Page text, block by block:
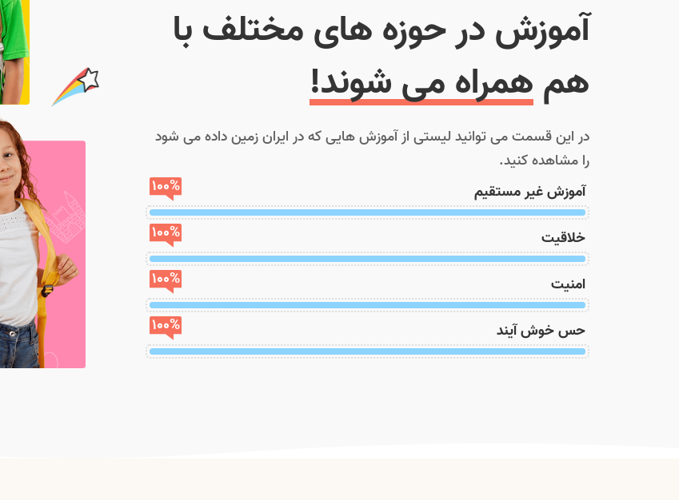
آموزش در حوزه های مختلف با
همهمراه می شوند!
در این قسمت می توانید لیستی از آموزش هایی که در ایران زمین داده می شود
را مشاهده کنید.
آموزش غیر مستقیم
100%
خلاقیت 100%
امنیت 100%
حس خوش آیند 100%